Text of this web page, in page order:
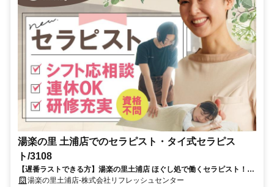
湯楽の里 土浦店でのセラピスト・タイ式セラピス
ト/3108
【遅番ラストできる方】湯楽の里土浦店 ほぐし処で働くセラピスト！経
験者歓迎♪/仕事の後はお風呂＆サウナOK
湯楽の里土浦店-株式会社リフレッシュセンター